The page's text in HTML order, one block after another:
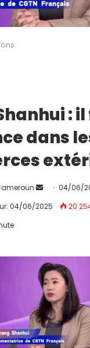
:
dans
n
e
r
u
n
c
o
u
04/06/
04/06/2025
20